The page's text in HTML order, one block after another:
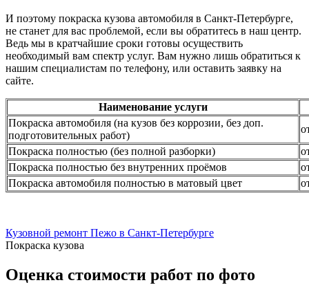
И поэтому покраска кузова автомобиля в Санкт-Петербурге,
не станет для вас проблемой, если вы обратитесь в наш центр.
Ведь мы в кратчайшие сроки готовы осуществить
необходимый вам спектр услуг. Вам нужно лишь обратиться к
нашим специалистам по телефону, или оставить заявку на
сайте.
Наименование услуги
Покраска автомобиля (на кузов без коррозии, без доп.
подготовительных работ)
Покраска полностью (без полной разборки)
Покраска полностью без внутренних проёмов
Покраска автомобиля полностью в матовый цвет
Кузовной ремонт Пежо в Санкт-Петербурге
Покраска кузова
Оценка стоимости работ по фото